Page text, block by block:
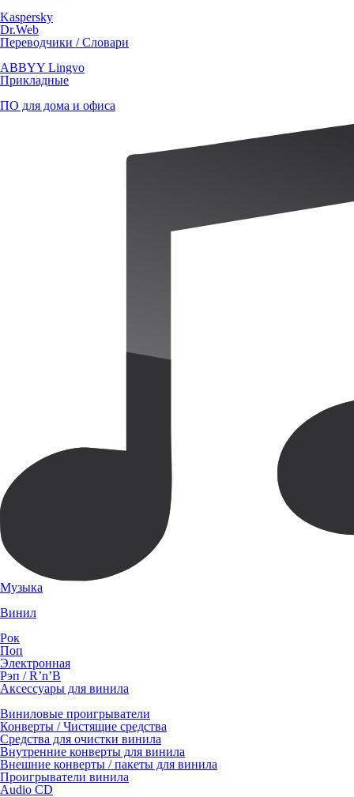
Kaspersky
Dr.Web
Переводчики / Словари
ABBYY Lingvo
Прикладные
ПО для дома и офиса
Музыка
Винил
Рок
Поп
Электронная
Рэп / R’n’B
Аксессуары для винила
Виниловые проигрыватели
Конверты / Чистящие средства
Средства для очистки винила
Внутренние конверты для винила
Внешние конверты / пакеты для винила
Проигрыватели винила
Audio CD